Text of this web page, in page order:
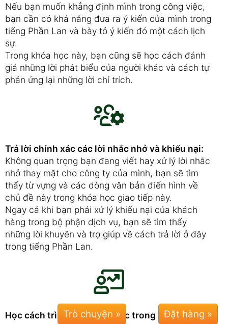
Nếu bạn muốn khẳng định mình trong công việc,
bạn cần có khả năng đưa ra ý kiến ​​​​của mình trong
tiếng Phần Lan và bày tỏ ý kiến ​​đó một cách lịch
sự.
Trong khóa học này, bạn cũng sẽ học cách đánh
giá những lời phát biểu của người khác và cách tự
phản ứng lại những lời chỉ trích.
Trả lời chính xác các lời nhắc nhở và khiếu nại:
Không quan trọng bạn đang viết hay xử lý lời nhắc
nhở thay mặt cho công ty của mình, bạn sẽ tìm
thấy từ vựng và các dòng văn bản điển hình về
chủ đề này trong khóa học giao tiếp này.
Ngay cả khi bạn phải xử lý khiếu nại của khách
hàng trong bộ phận dịch vụ, bạn sẽ tìm thấy
những lời khuyên và trợ giúp về cách trả lời ở đây
trong tiếng Phần Lan.
Học cách trình bày chính xác trong tiếng Phần
Trò chuyện »